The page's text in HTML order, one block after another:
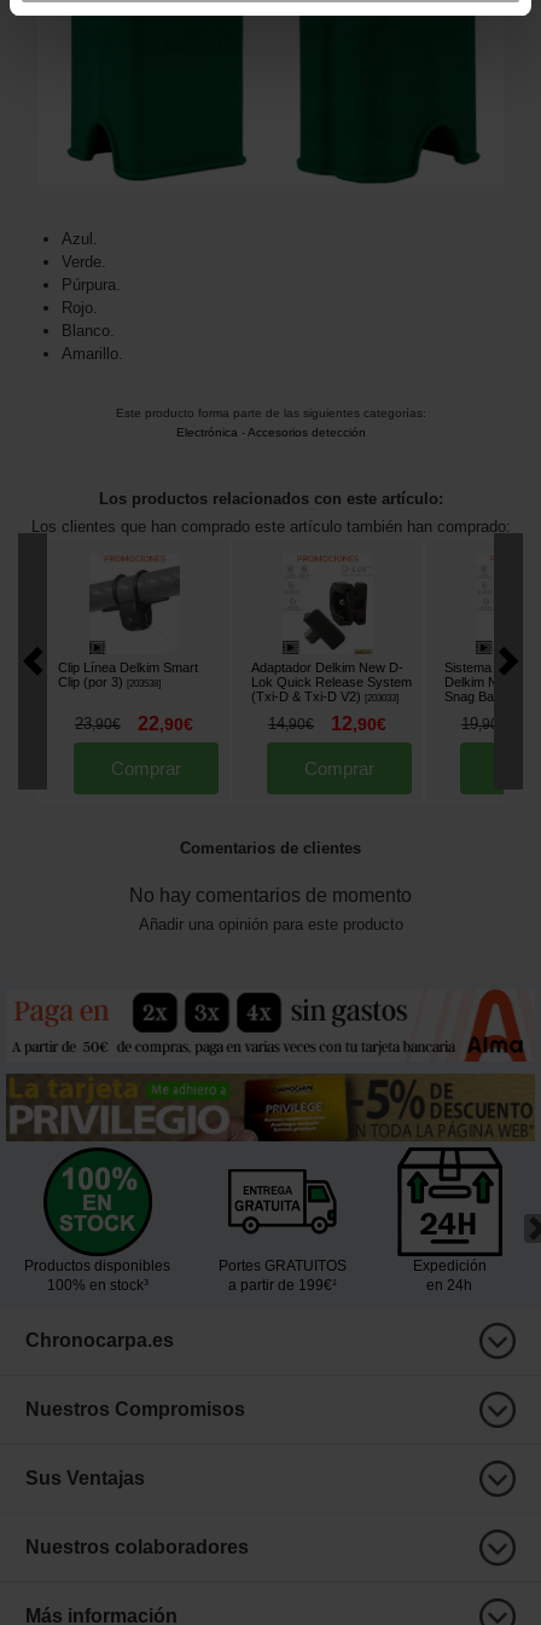
Azul.
Verde.
Púrpura.
Rojo.
Blanco.
Amarillo.
Este producto forma parte de las siguientes categorías:
Electrónica -Accesorios detección
Los productos relacionados con este artículo:
Los clientes que han comprado este artículo también han comprado:
Clip Línea Delkim Smart
Clip (por 3)
[203538]
23,90€ 22,90€
Comprar
Adaptador Delkim New D-
Lok Quick Release System
(Txi-D & Txi-D V2)
[203033]
14,90€ 12,90€
Comprar
Sistema Anti
Delkim New
Snag Bar (Txi-
19,90
Comentarios de clientes
No hay comentarios de momento
Añadir una opinión para este producto
Productos disponibles
100% en stock³
Portes GRATUITOS
a partir de 199€¹
Expedición
en 24h
Chronocarpa.es
Nuestros Compromisos
Sus Ventajas
Nuestros colaboradores
Más información